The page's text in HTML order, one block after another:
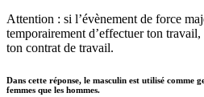
Attention : si l’évènement de force
temporairement d’effectuer ton
ton contrat de travail.
Dans cette réponse, le masculin est utilisé comme
femmes que les hommes.